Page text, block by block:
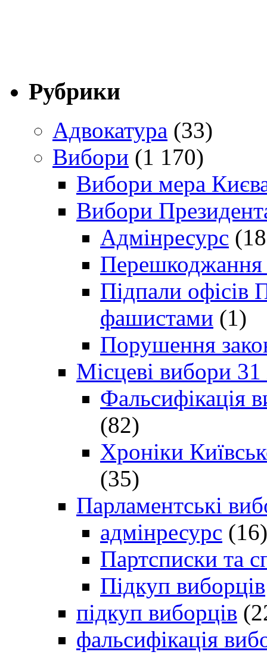
Рубрики
Адвокатура (33)
Вибори (1 170)
Вибори мера
Вибори
Адмінресурс
Перешкоджання
Підпали офісів
фашистами (1)
Порушення
Місцеві вибори
Фальсифікація
(82)
Хроніки
(35)
Парламентські
адмінресурс (16)
Партсписки та
Підкуп виборців
підкуп виборців
фальсифікація